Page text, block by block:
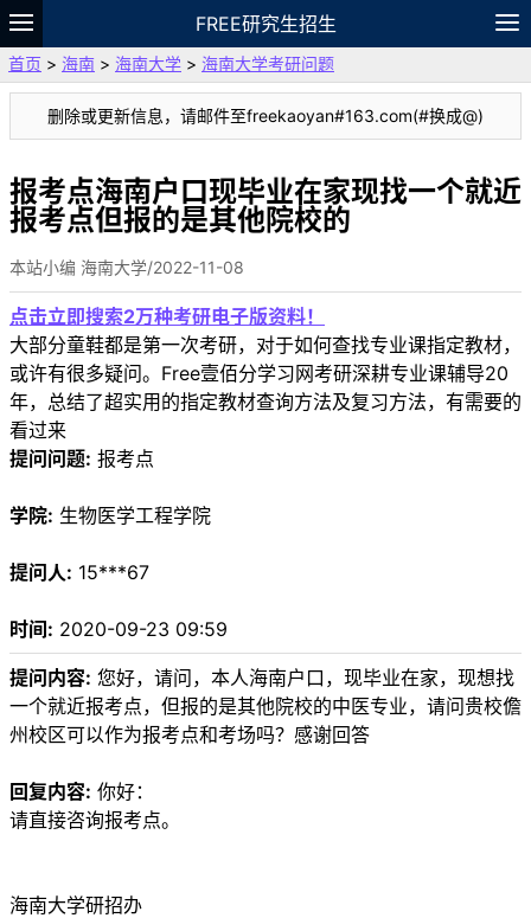
FREE研究生招生
题库
故事 专题 APP 笔记
VIP
资料
首页 > 海南 > 海南大学 > 海南大学考研问题
删除或更新信息，请邮件至freekaoyan#163.com(#换成@)
报考点海南户口现毕业在家现找一个就近
报考点但报的是其他院校的
本站小编 海南大学/2022-11-08
点击立即搜索2万种考研电子版资料！
大部分童鞋都是第一次考研，对于如何查找专业课指定教材，
或许有很多疑问。Free壹佰分学习网考研深耕专业课辅导20
年，总结了超实用的指定教材查询方法及复习方法，有需要的
看过来
提问问题: 报考点
学院: 生物医学工程学院
提问人: 15***67
时间: 2020-09-23 09:59
提问内容: 您好，请问，本人海南户口，现毕业在家，现想找
一个就近报考点，但报的是其他院校的中医专业，请问贵校儋
州校区可以作为报考点和考场吗？感谢回答
回复内容: 你好：
请直接咨询报考点。
海南大学研招办